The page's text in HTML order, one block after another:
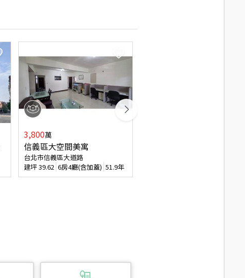
3,800萬
信義區大空間美寓
台北市信義區大道路
建坪39.62 6房4廳(含加蓋) 51.9年